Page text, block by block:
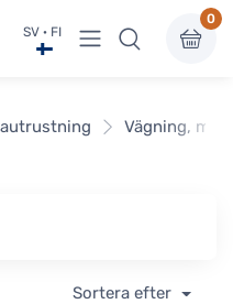
SV · FI Visa undermeny
0
Vägning,
Sortera efter